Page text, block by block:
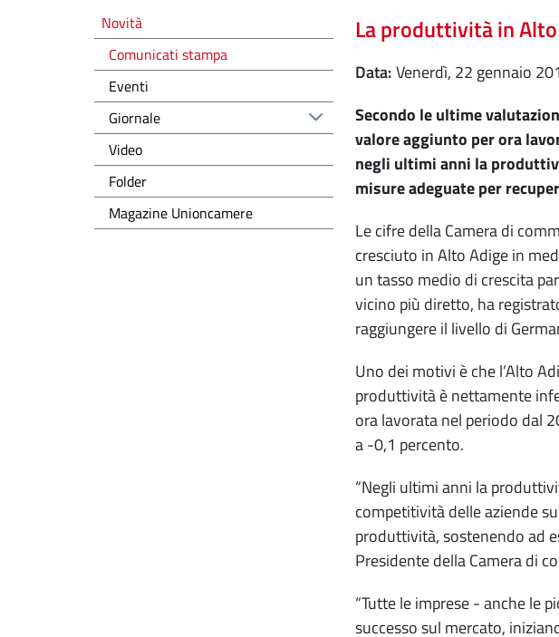
La produttività in
Data
venerdì, 22 gennaio
Secondo le ultime
valore aggiunto per ora
negli ultimi anni la
misure adeguate per
Le cifre della Camera di
cresciuto in Alto Adige in
un tasso medio di crescita
vicino più diretto, ha
raggiungere il livello di
Uno dei motivi è che l’Alto
produttività è nettamente
ora lavorata nel periodo dal
a -0,1 percento.
“Negli ultimi anni la
competitività delle aziende
produttività, sostenendo ad
Presidente della Camera di
“Tutte le imprese - anche le
successo sul mercato,
Novità
Novità
Comunicati stampa
Eventi
Giornale
Video
Folder
Magazine Unioncamere